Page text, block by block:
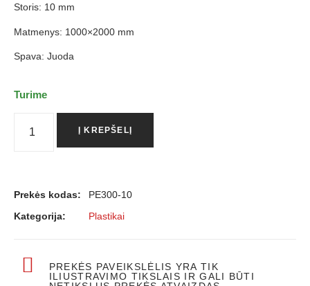
Storis: 10 mm
Matmenys: 1000×2000 mm
Spava: Juoda
Turime
Į KREPŠELĮ
Prekės kodas:
PE300-10
Kategorija:
Plastikai
PREKĖS PAVEIKSLĖLIS YRA TIK
ILIUSTRAVIMO TIKSLAIS IR GALI BŪTI